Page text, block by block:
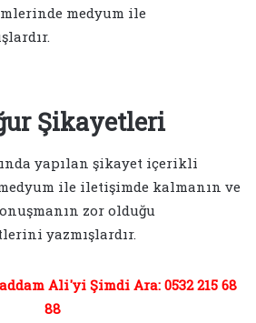
medyum ile
Şikayetleri
yapılan şikayet içerikli
ile iletişimde kalmanın ve
zor olduğu
yazmışlardır.
Ali'yi Şimdi Ara: 0532 215 68
88